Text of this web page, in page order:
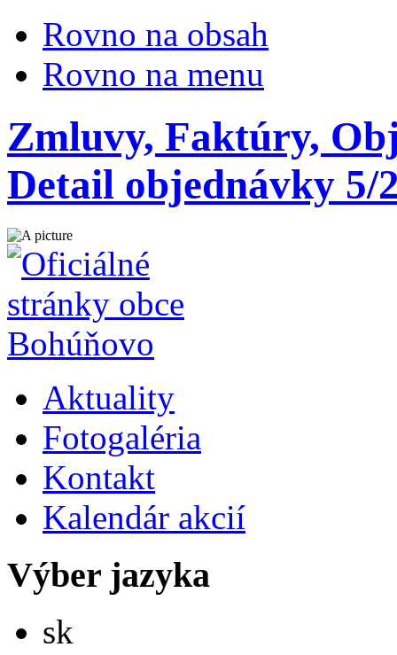
Rovno na obsah
Rovno na menu
Zmluvy, Faktúry,
Detail objednávky 5/
Aktuality
Fotogaléria
Kontakt
Kalendár akcií
Výber jazyka
sk